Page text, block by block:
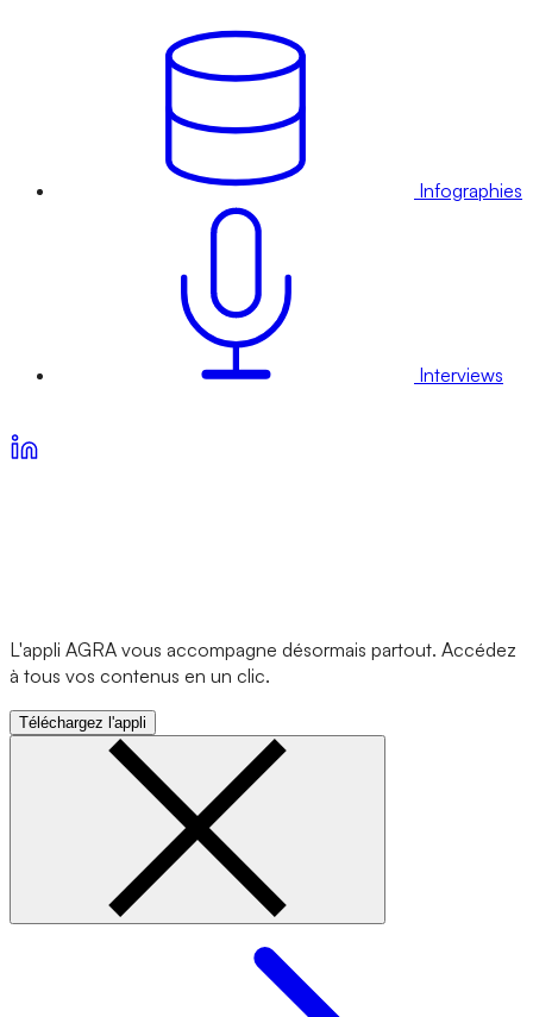
Infographies
Interviews
L'appli AGRA vous accompagne désormais partout. Accédez
à tous vos contenus en un clic.
Téléchargez l'appli